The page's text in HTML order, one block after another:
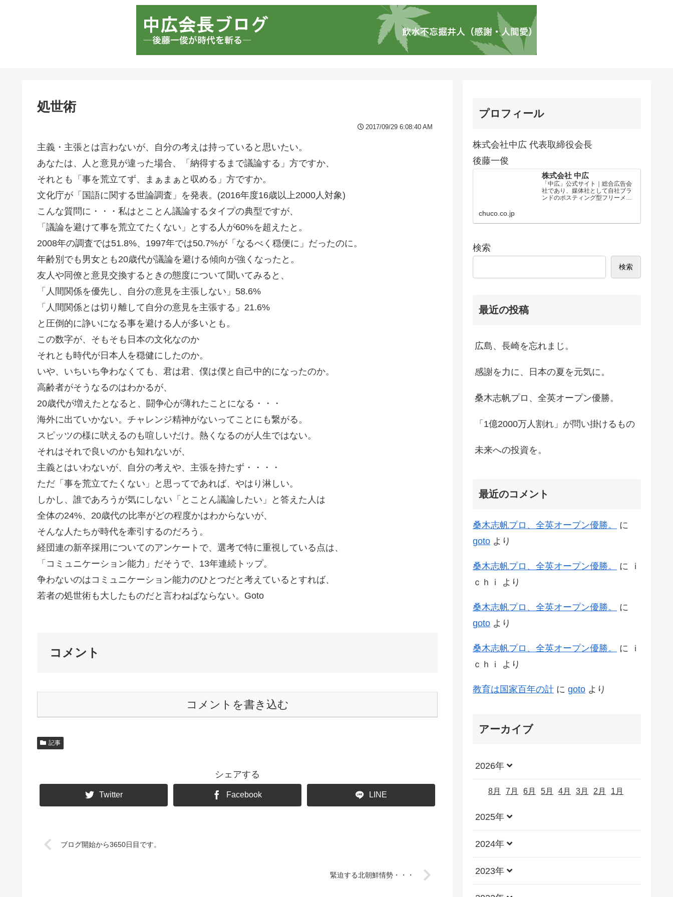
処世術
2017/09/29 6:08:40 AM
主義・主張とは言わないが、自分の考えは持っていると思いたい。
あなたは、人と意見が違った場合、「納得するまで議論する」方ですか、
それとも「事を荒立てず、まぁまぁと収める」方ですか。
文化庁が「国語に関する世論調査」を発表。(2016年度16歳以上2000人対象)
こんな質問に・・・私はとことん議論するタイプの典型ですが、
「議論を避けて事を荒立てたくない」とする人が60%を超えたと。
2008年の調査では51.8%、1997年では50.7%が「なるべく穏便に」だったのに。
年齢別でも男女とも20歳代が議論を避ける傾向が強くなったと。
友人や同僚と意見交換するときの態度について聞いてみると、
「人間関係を優先し、自分の意見を主張しない」58.6%
「人間関係とは切り離して自分の意見を主張する」21.6%
と圧倒的に諍いになる事を避ける人が多いとも。
この数字が、そもそも日本の文化なのか
それとも時代が日本人を穏健にしたのか。
いや、いちいち争わなくても、君は君、僕は僕と自己中的になったのか。
高齢者がそうなるのはわかるが、
20歳代が増えたとなると、闘争心が薄れたことになる・・・
海外に出ていかない。チャレンジ精神がないってことにも繋がる。
スピッツの様に吠えるのも喧しいだけ。熱くなるのが人生ではない。
それはそれで良いのかも知れないが、
主義とはいわないが、自分の考えや、主張を持たず・・・・
ただ「事を荒立てたくない」と思ってであれば、やはり淋しい。
しかし、誰であろうが気にしない「とことん議論したい」と答えた人は
全体の24%、20歳代の比率がどの程度かはわからないが、
そんな人たちが時代を牽引するのだろう。
経団連の新卒採用についてのアンケートで、選考で特に重視している点は、
「コミュニケーション能力」だそうで、13年連続トップ。
争わないのはコミュニケーション能力のひとつだと考えているとすれば、
若者の処世術も大したものだと言わねばならない。Goto
コメント
コメントを書き込む
記事
シェアする
Twitter Facebook LINE
ブログ開始から3650日目です。
緊迫する北朝鮮情勢・・・
プロフィール
株式会社中広 代表取締役会長
後藤一俊
株式会社 中広
「中広」公式サイト｜総合広告会
社であり、媒体社として自社ブラ
ンドのポスティング型フリーメデ
chuco.co.jp
検索
検索
最近の投稿
広島、長崎を忘れまじ。
感謝を力に、日本の夏を元気に。
桑木志帆プロ、全英オープン優勝。
「1億2000万人割れ」が問い掛けるもの
未来への投資を。
最近のコメント
桑木志帆プロ、全英オープン優勝。
に
goto より
桑木志帆プロ、全英オープン優勝。 に
ｉ
ｃｈｉ
より
桑木志帆プロ、全英オープン優勝。
に
goto より
桑木志帆プロ、全英オープン優勝。 に
ｉ
ｃｈｉ
より
教育は国家百年の計 に goto より
アーカイブ
2026年
8月 7月 6月 5月 4月 3月 2月 1月
2025年
2024年
2023年